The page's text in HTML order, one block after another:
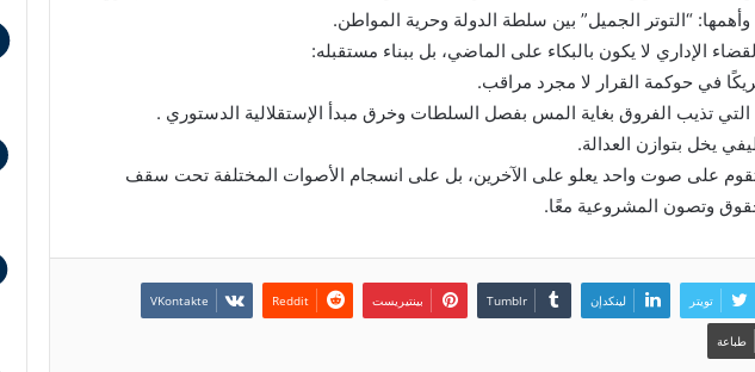
“التوتر الجميل” بين سلطة الدولة وحرية المواطن.
الإداري لا يكون بالبكاء على الماضي، بل ببناء مستقبله:
في حوكمة القرار لا مجرد مراقب.
التي تذيب الفروق بغاية المس بفصل السلطات وخرق مبدأ الإستقلالية الدستوري .
يخل بتوازن العدالة.
تقوم على صوت واحد يعلو على الآخرين، بل على انسجام الأصوات المختلفة تحت سقف
وتصون المشروعية معًا.
تويتر لينكدإن بينتيريست
طباعة